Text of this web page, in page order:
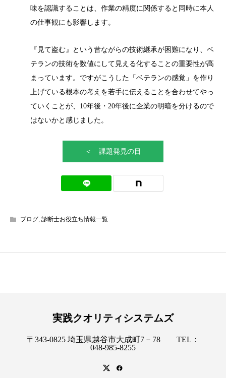
味を認識することは、作業の精度に関係すると同時に本人
の仕事観にも影響します。
『見て盗む』という昔ながらの技術継承が困難になり、ベ
テランの技術を数値にして見える化することの重要性が高
まっています。ですがこうした「ベテランの感覚」を作り
上げている根本の考えを若手に伝えることを合わせてやっ
ていくことが、10年後・20年後に企業の明暗を分けるので
はないかと感じました。
＜ 課題発見の目
ブログ, 診断士お役立ち情報一覧
実践クオリティシステムズ
〒343-0825 埼玉県越谷市大成町7－78 TEL：
048-985-8255